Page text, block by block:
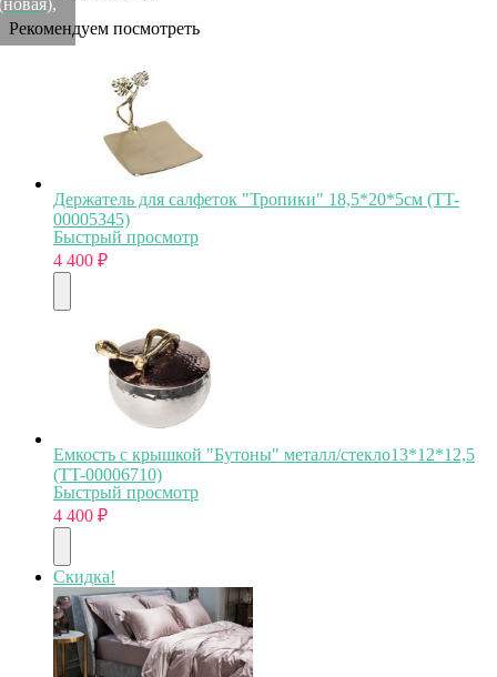
Рекомендуем посмотреть
Держатель для салфеток "Тропики" 18,5*20*5см (TT-
00005345)
Быстрый просмотр
4 400 ₽
Емкость с крышкой "Бутоны" металл/стекло13*12*12,5
(TT-00006710)
Быстрый просмотр
4 400 ₽
Скидка!